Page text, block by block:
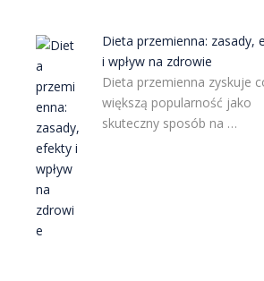
Dieta przemienna: zasady,
i wpływ na zdrowie
Dieta przemienna zyskuje
większą popularność jako
skuteczny sposób na …